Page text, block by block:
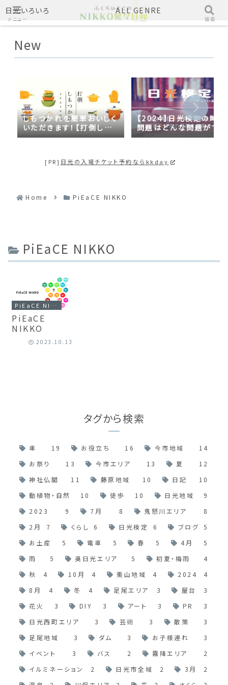
日光いろいろ ALL GENRE
New
しもつかれを簡単おいしく
いただきます！【打倒しも
つかれｓｅａｓｏｎ２】
【2024】日光検定の時事
問題はどんな問題がでる
の？2023年の時事問題
[PR] 日光の入場チケット予約ならkkday
Home PiEaCE NIKKO
PiEaCE NIKKO
PiEaCE NIKKO
PiEaCE
NIKKO
2023.10.13
タグから検索
車 19 お役立ち 16 今市地域
14
お祭り
13 今市エリア 13 夏
12
神社仏閣
11 藤原地域 10 日記
10
動植物・自然
10 徒歩 10 日光地域
9
2023
9 7月 8 鬼怒川エリア
8
2月
7 くらし 6 日光検定 6 ブログ
5
お土産
5 電車 5 春 5 4月
5
雨
5 奥日光エリア 5 初夏・梅雨
4
秋
4 10月 4 栗山地域 4 2024
4
8月
4 冬 4 足尾エリア 3 屋台
3
花火
3 DIY 3 アート 3 PR
3
日光西町エリア
3 芸術 3 散策
3
足尾地域
3 ダム 3 お子様連れ
3
イベント
3 バス 2 霧降エリア
2
イルミネーション
2 日光市全域 2 3月
2
メニュー 検索